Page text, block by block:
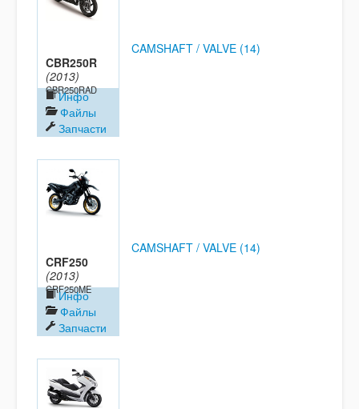
CBR250R
(2013)
CBR250RAD
Инфо
Файлы
Запчасти
CAMSHAFT / VALVE (14)
CRF250
(2013)
CRF250ME
Инфо
Файлы
Запчасти
CAMSHAFT / VALVE (14)